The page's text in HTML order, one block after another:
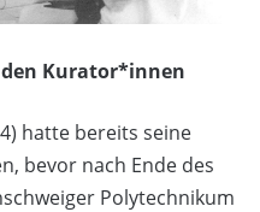
Kurator*innen
hatte bereits seine
bevor nach Ende des
Polytechnikum